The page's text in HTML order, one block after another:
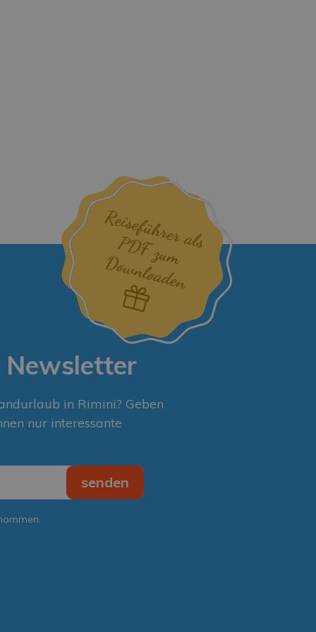
Newsletter
in Rimini? Geben
nur interessante
senden